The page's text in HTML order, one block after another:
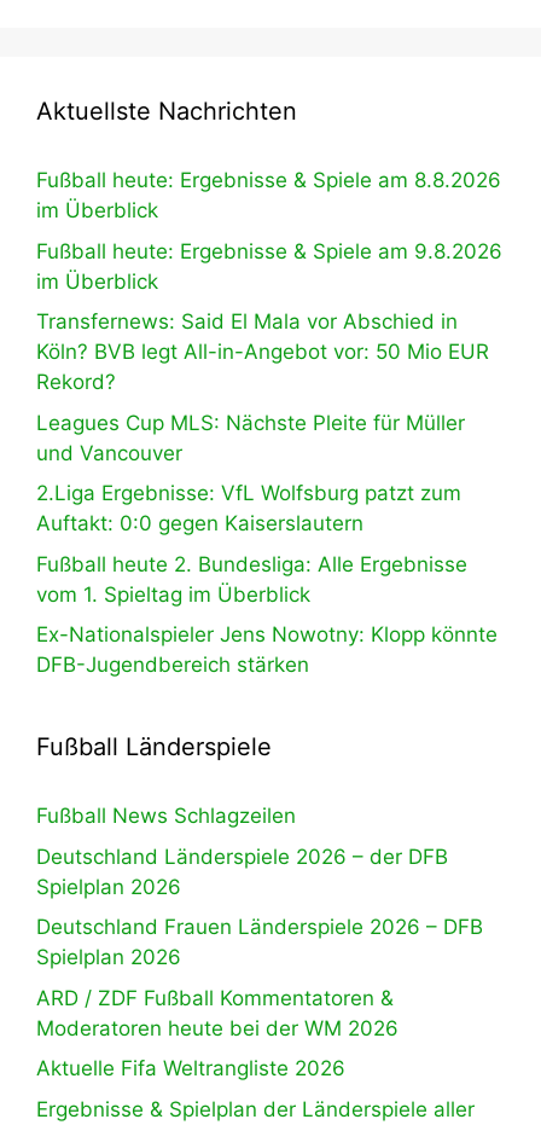
Aktuellste Nachrichten
Fußball heute: Ergebnisse & Spiele am 8.8.2026
im Überblick
Fußball heute: Ergebnisse & Spiele am 9.8.2026
im Überblick
Transfernews: Said El Mala vor Abschied in
Köln? BVB legt All-in-Angebot vor: 50 Mio EUR
Rekord?
Leagues Cup MLS: Nächste Pleite für Müller
und Vancouver
2.Liga Ergebnisse: VfL Wolfsburg patzt zum
Auftakt: 0:0 gegen Kaiserslautern
Fußball heute 2. Bundesliga: Alle Ergebnisse
vom 1. Spieltag im Überblick
Ex-Nationalspieler Jens Nowotny: Klopp könnte
DFB-Jugendbereich stärken
Fußball Länderspiele
Fußball News Schlagzeilen
Deutschland Länderspiele 2026 – der DFB
Spielplan 2026
Deutschland Frauen Länderspiele 2026 – DFB
Spielplan 2026
ARD / ZDF Fußball Kommentatoren &
Moderatoren heute bei der WM 2026
Aktuelle Fifa Weltrangliste 2026
Ergebnisse & Spielplan der Länderspiele aller